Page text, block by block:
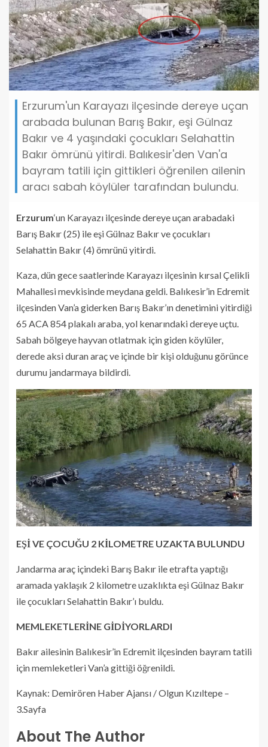
Erzurum'un Karayazı ilçesinde dereye uçan
arabada bulunan Barış Bakır, eşi Gülnaz
Bakır ve 4 yaşındaki çocukları Selahattin
Bakır ömrünü yitirdi. Balıkesir'den Van'a
bayram tatili için gittikleri öğrenilen ailenin
aracı sabah köylüler tarafından bulundu.
Erzurum‘un Karayazı ilçesinde dereye uçan arabadaki
Barış Bakır (25) ile eşi Gülnaz Bakır ve çocukları
Selahattin Bakır (4) ömrünü yitirdi.
Kaza, dün gece saatlerinde Karayazı ilçesinin kırsal Çelikli
Mahallesi mevkisinde meydana geldi. Balıkesir’in Edremit
ilçesinden Van’a giderken Barış Bakır’ın denetimini yitirdiği
65 ACA 854 plakalı araba, yol kenarındaki dereye uçtu.
Sabah bölgeye hayvan otlatmak için giden köylüler,
derede aksi duran araç ve içinde bir kişi olduğunu görünce
durumu jandarmaya bildirdi.
EŞİ VE ÇOCUĞU 2 KİLOMETRE UZAKTA BULUNDU
Jandarma araç içindeki Barış Bakır ile etrafta yaptığı
aramada yaklaşık 2 kilometre uzaklıkta eşi Gülnaz Bakır
ile çocukları Selahattin Bakır’ı buldu.
MEMLEKETLERİNE GİDİYORLARDI
Bakır ailesinin Balıkesir’in Edremit ilçesinden bayram tatili
için memleketleri Van’a gittiği öğrenildi.
Kaynak: Demirören Haber Ajansı / Olgun Kızıltepe –
3.Sayfa
About The Author